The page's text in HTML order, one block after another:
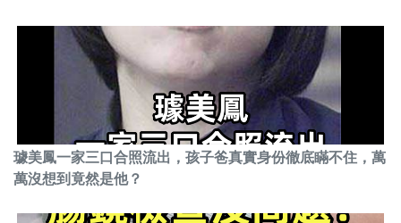
璩美鳳一家三口合照流出，孩子爸真實身份徹底瞞不住，萬
萬沒想到竟然是他？